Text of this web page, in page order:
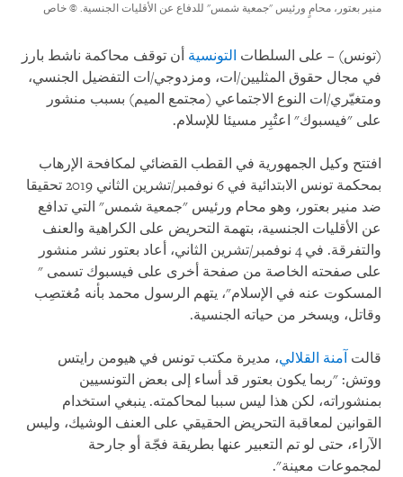
منير بعتور، محامٍ ورئيس "جمعية شمس" للدفاع عن الأقليات الجنسية. © خاص
(تونس) – على السلطات التونسية أن توقف محاكمة ناشط بارز
في مجال حقوق المثليين/ات، ومزدوجي/ات التفضيل الجنسي،
ومتغيّري/ات النوع الاجتماعي (مجتمع الميم) بسبب منشور
على "فيسبوك" اعتُبِر مسيئا للإسلام.
افتتح وكيل الجمهورية في القطب القضائي لمكافحة الإرهاب
بمحكمة تونس الابتدائية في 6 نوفمبر/تشرين الثاني 2019 تحقيقا
ضد منير بعتور، وهو محام ورئيس "جمعية شمس" التي تدافع
عن الأقليات الجنسية، بتهمة التحريض على الكراهية والعنف
والتفرقة. في 4 نوفمبر/تشرين الثاني، أعاد بعتور نشر منشور
على صفحته الخاصة من صفحة أخرى على فيسبوك تسمى "
المسكوت عنه في الإسلام"، يتهم الرسول محمد بأنه مُغتصِب
وقاتل، ويسخر من حياته الجنسية.
قالت آمنة القلالي، مديرة مكتب تونس في هيومن رايتس
ووتش: "ربما يكون بعتور قد أساء إلى بعض التونسيين
بمنشوراته، لكن هذا ليس سببا لمحاكمته. ينبغي استخدام
القوانين لمعاقبة التحريض الحقيقي على العنف الوشيك، وليس
الآراء، حتى لو تم التعبير عنها بطريقة فجّة أو جارحة
لمجموعات معينة".